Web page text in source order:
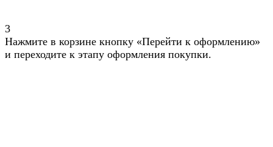
3
Нажмите в корзине кнопку «Перейти к оформлению»
и переходите к этапу оформления покупки.